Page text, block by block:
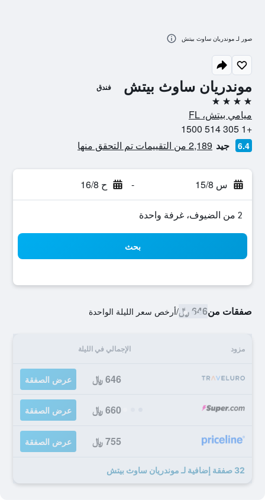
موندريان ساوث بيتش فندق
4 نجوم
ميامي بيتش، FL
+1 305 514 1500
6.4 جيد 2,189 من التقييمات تم التحقق منها
س 15/8 - ح 16/8
2 من الضيوف، غرفة واحدة
بحث
صفقات من646 ﷼ /أرخص سعر الليلة الواحدة
مزود الإجمالي في الليلة
646 ﷼ عرض الصفقة
660 ﷼ عرض الصفقة
755 ﷼ عرض الصفقة
32 صفقة إضافية لـ موندريان ساوث بيتش
صور لـ موندريان ساوث بيتش